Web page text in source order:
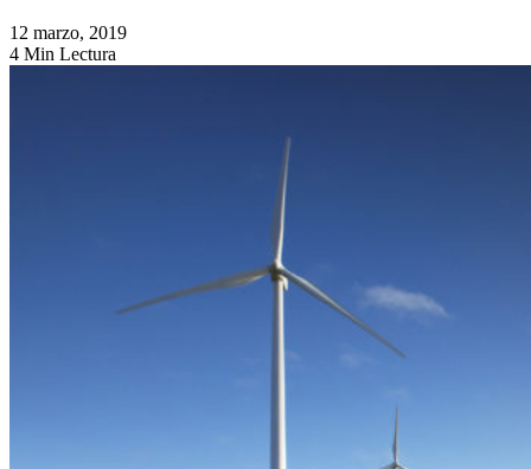
12 marzo, 2019
4 Min Lectura